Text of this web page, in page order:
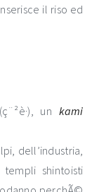
il riso ed
un kami
dell’industria,
shintoisti